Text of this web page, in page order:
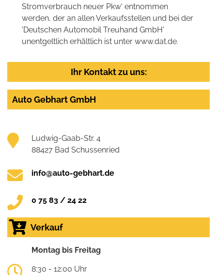
Stromverbrauch neuer Pkw' entnommen
werden, der an allen Verkaufsstellen und bei der
'Deutschen Automobil Treuhand GmbH'
unentgeltlich erhältlich ist unter www.dat.de.
Ihr Kontakt zu uns:
Auto Gebhart GmbH
Ludwig-Gaab-Str. 4
88427 Bad Schussenried
info@auto-gebhart.de
0 75 83 / 24 22
Verkauf
Montag bis Freitag
8:30 - 12:00 Uhr